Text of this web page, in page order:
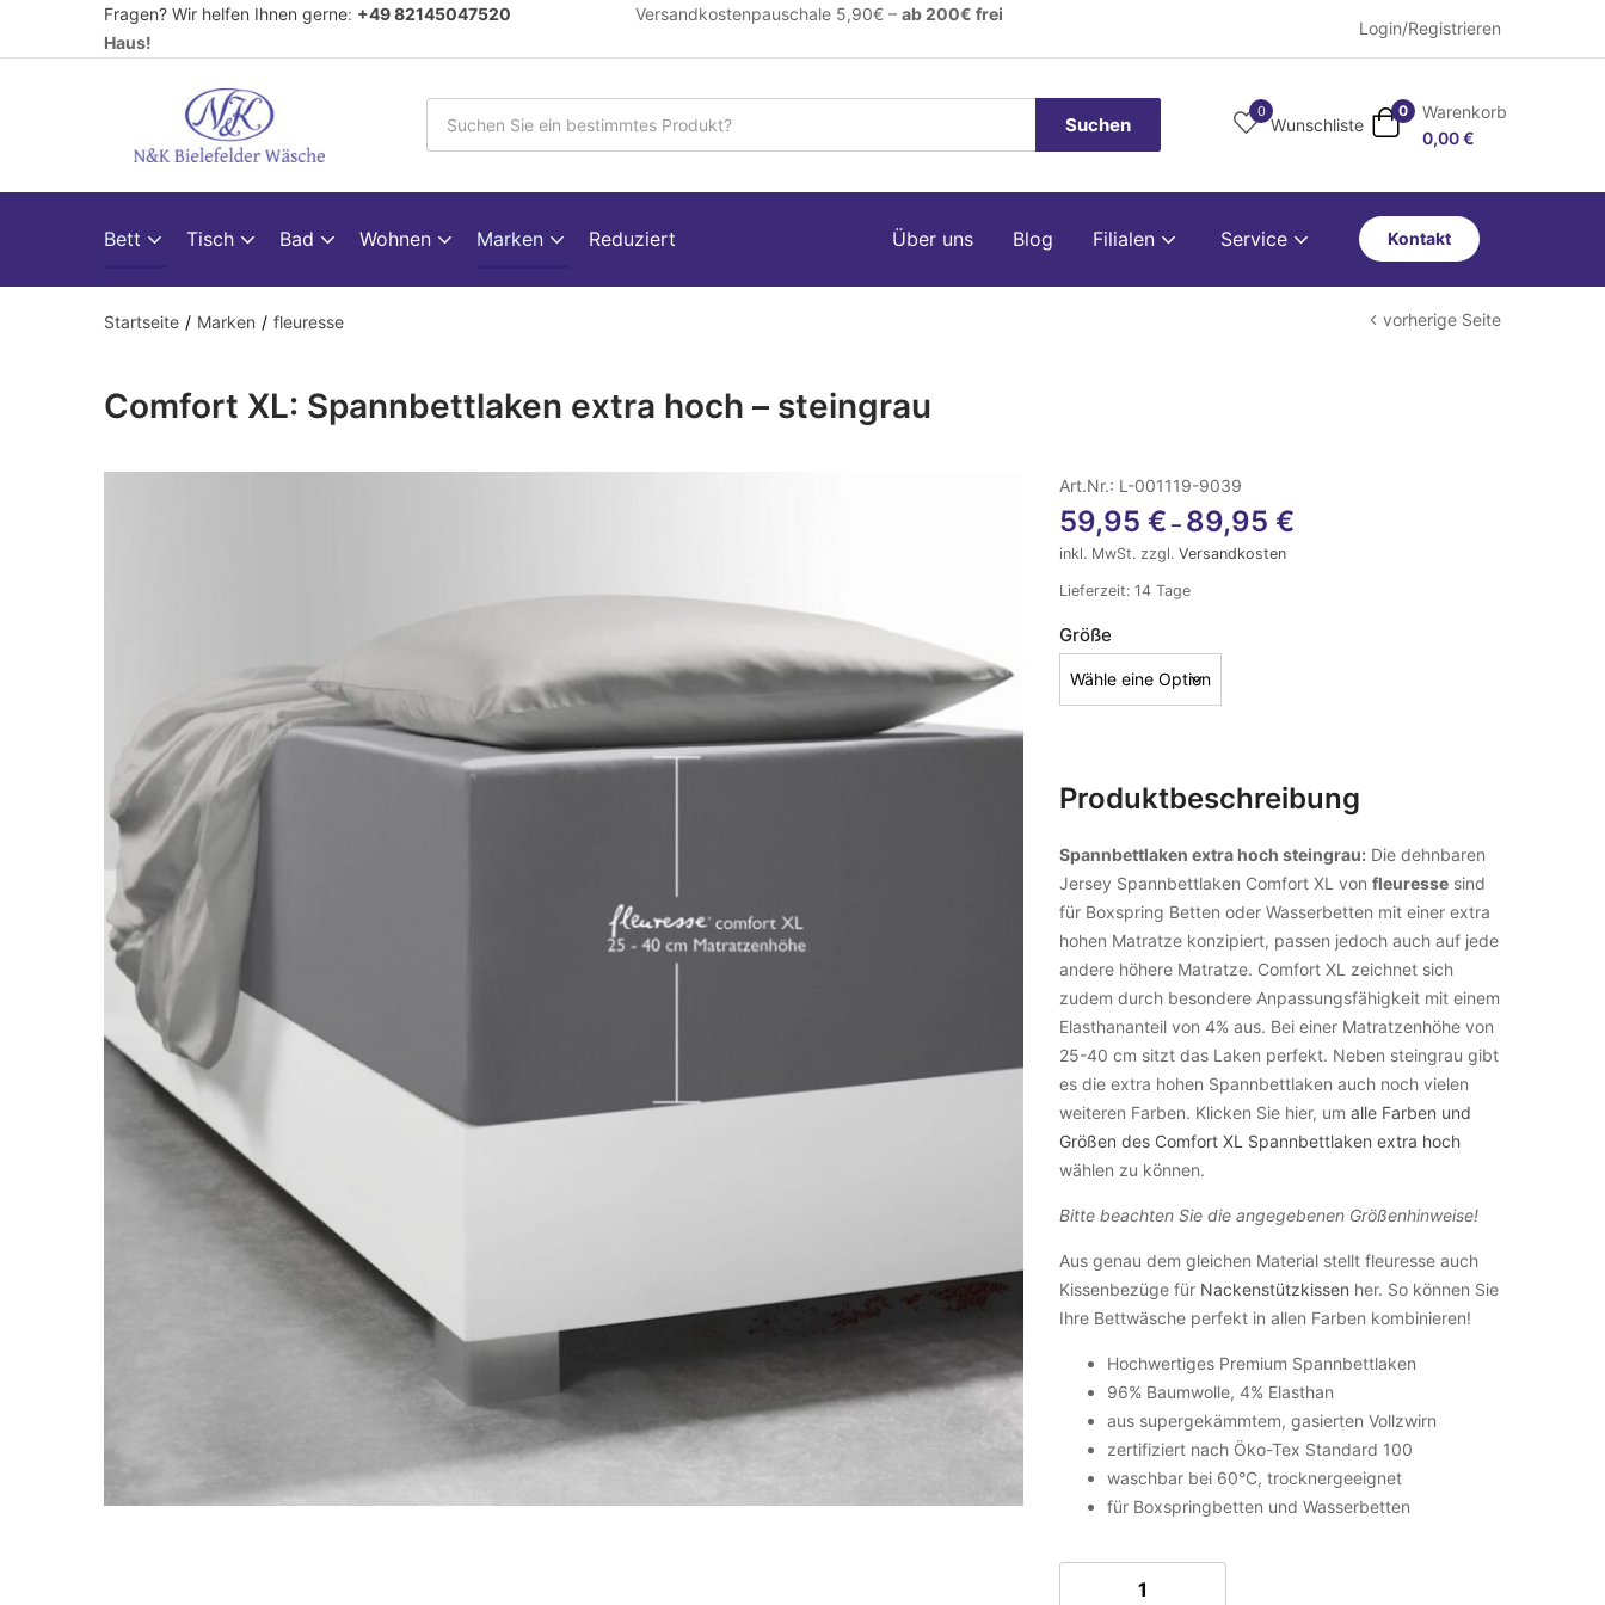
Fragen? Wir helfen Ihnen gerne: +49 82145047520 Versandkostenpauschale 5,90€ – ab 200€ frei
Haus!
Login/Registrieren
Suchen
0
Wunschliste
0
Warenkorb
0,00€
Bett Tisch Bad Wohnen Marken Reduziert Über uns Blog Filialen Service Kontakt
Startseite Marken fleuresse vorherige Seite
Comfort XL: Spannbettlaken extra hoch – steingrau
Art.Nr.: L-001119-9039
59,95 € – 89,95 €
inkl. MwSt. zzgl. Versandkosten
Lieferzeit: 14 Tage
Größe
Produktbeschreibung
Spannbettlaken extra hoch steingrau: Die dehnbaren
Jersey Spannbettlaken Comfort XL von fleuresse sind
für Boxspring Betten oder Wasserbetten mit einer extra
hohen Matratze konzipiert, passen jedoch auch auf jede
andere höhere Matratze. Comfort XL zeichnet sich
zudem durch besondere Anpassungsfähigkeit mit einem
Elasthananteil von 4% aus. Bei einer Matratzenhöhe von
25-40 cm sitzt das Laken perfekt. Neben steingrau gibt
es die extra hohen Spannbettlaken auch noch vielen
weiteren Farben. Klicken Sie hier, um alle Farben und
Größen des Comfort XL Spannbettlaken extra hoch
wählen zu können.
Bitte beachten Sie die angegebenen Größenhinweise!
Aus genau dem gleichen Material stellt fleuresse auch
Kissenbezüge für Nackenstützkissen her. So können Sie
Ihre Bettwäsche perfekt in allen Farben kombinieren!
Hochwertiges Premium Spannbettlaken
96% Baumwolle, 4% Elasthan
aus supergekämmtem, gasierten Vollzwirn
zertifiziert nach Öko-Tex Standard 100
waschbar bei 60°C, trocknergeeignet
für Boxspringbetten und Wasserbetten